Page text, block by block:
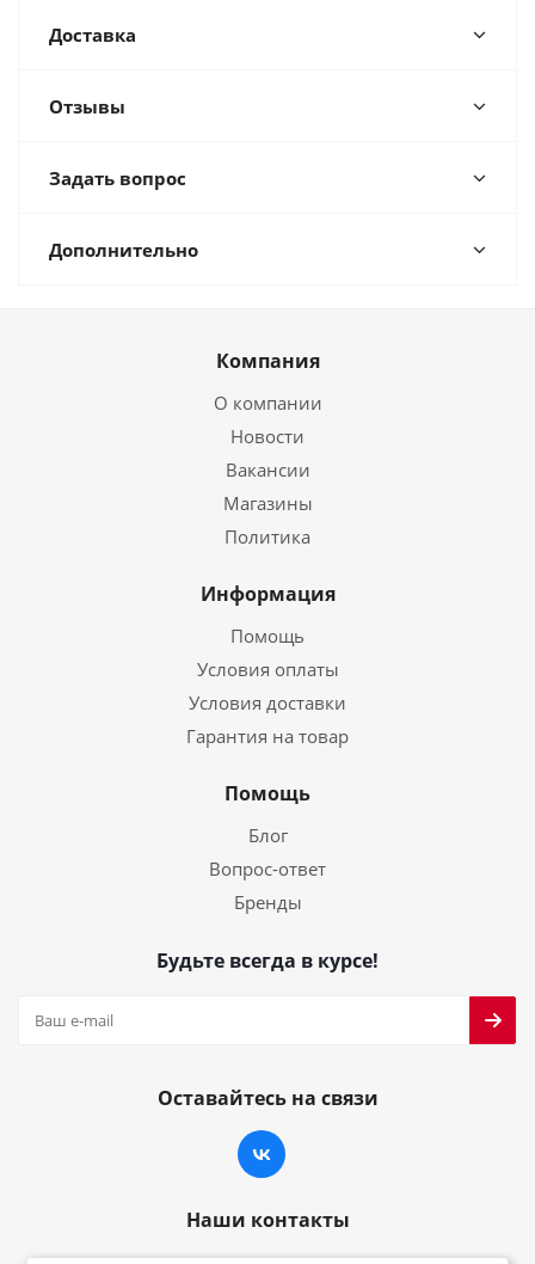
Доставка
Отзывы
Задать вопрос
Дополнительно
Компания
О компании
Новости
Вакансии
Магазины
Политика
Информация
Помощь
Условия оплаты
Условия доставки
Гарантия на товар
Помощь
Блог
Вопрос-ответ
Бренды
Будьте всегда в курсе!
Оставайтесь на связи
Наши контакты